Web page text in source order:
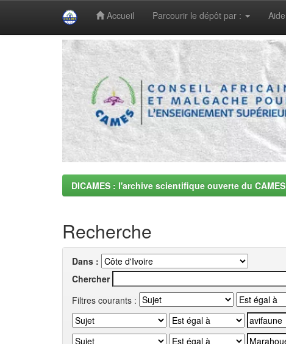
Accueil Parcourir le dépôt par : Aide
DICAMES : l'archive scientifique ouverte du CAMES
Recherche
Dans :
Chercher
Filtres courants :